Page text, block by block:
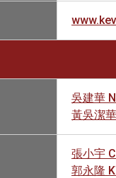
吳建華
黃吳潔
張小宇
郭永隆